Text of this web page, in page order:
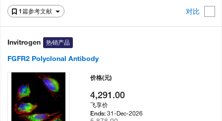
1篇参考文献 对比
Invitrogen 热销产品
FGFR2 Polyclonal Antibody
价格(元)
4,291.00
飞享价
Ends:31-Dec-2026